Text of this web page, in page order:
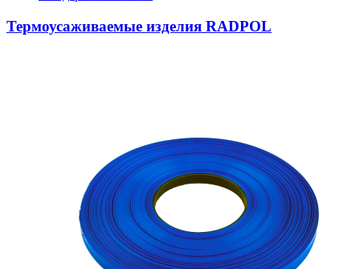
Термоусаживаемые изделия RADPOL